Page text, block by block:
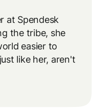
at Spendesk
the tribe, she
easier to
like her, aren't